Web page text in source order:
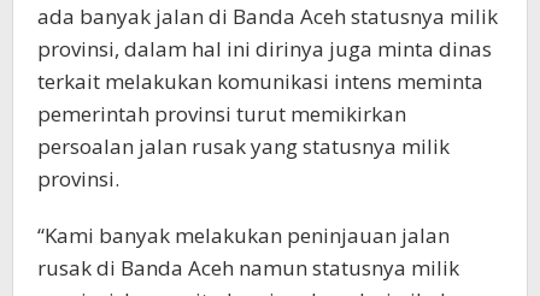
ada banyak jalan di Banda Aceh statusnya milik
provinsi, dalam hal ini dirinya juga minta dinas
terkait melakukan komunikasi intens meminta
pemerintah provinsi turut memikirkan
persoalan jalan rusak yang statusnya milik
provinsi.
“Kami banyak melakukan peninjauan jalan
rusak di Banda Aceh namun statusnya milik